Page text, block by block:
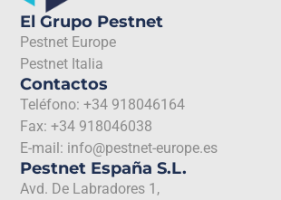
Pestnet España S.L.
Avd. De Labradores 1,
Contactos
Teléfono: +34 918046164
Fax: +34 918046038
E-mail: info@pestnet-europe.es
El Grupo Pestnet
Pestnet Europe
Pestnet Italia